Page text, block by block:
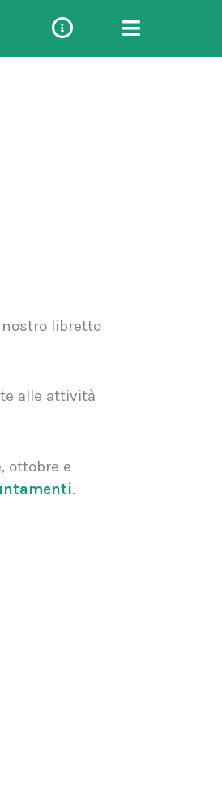
libretto
alle attività
ottobre e
.